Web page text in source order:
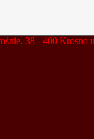
400 Krosno ul.